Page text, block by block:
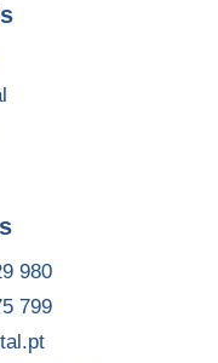
980
799